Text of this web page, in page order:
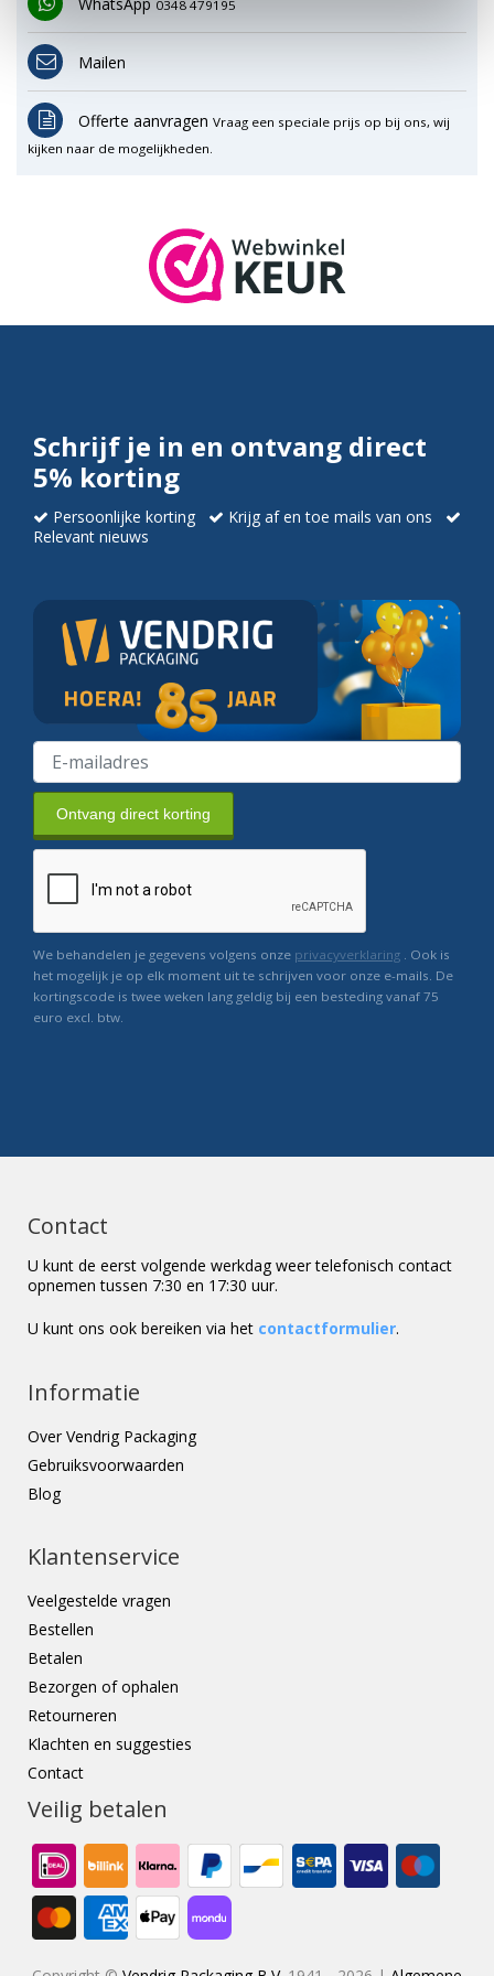
0348 479195
Mailen
Offerte aanvragen Vraag een speciale prijs op bij ons, wij
kijken naar de mogelijkheden.
Schrijf je in en ontvang direct
5% korting
Persoonlijke korting
Krijg af en toe mails van ons
Relevant nieuws
Ontvang direct korting
We behandelen je gegevens volgens onze privacyverklaring . Ook is
het mogelijk je op elk moment uit te schrijven voor onze e-mails. De
kortingscode is twee weken lang geldig bij een besteding vanaf 75
euro excl. btw.
Contact
U kunt de eerst volgende werkdag weer telefonisch contact
opnemen tussen 7:30 en 17:30 uur.
U kunt ons ook bereiken via het contactformulier.
Informatie
Over Vendrig Packaging
Gebruiksvoorwaarden
Blog
Klantenservice
Veelgestelde vragen
Bestellen
Betalen
Bezorgen of ophalen
Retourneren
Klachten en suggesties
Contact
Veilig betalen